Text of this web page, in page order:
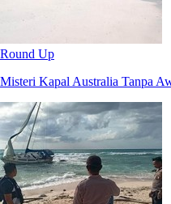
Round Up
Misteri Kapal Australia Tanpa